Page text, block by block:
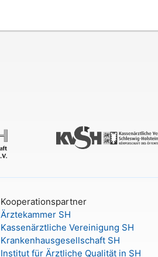
Kooperationspartner
Ärztekammer SH
Kassenärztliche Vereinigung SH
Krankenhausgesellschaft SH
Institut für Ärztliche Qualität in SH